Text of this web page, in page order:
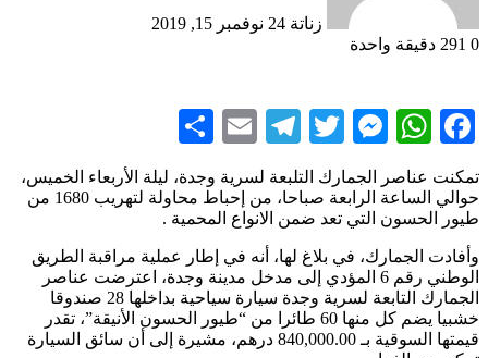
زناتة 24
نوفمبر 15, 2019
0
دقيقة واحدة
Facebook
WhatsApp
Messenger
Twitter
Telegram
Email
تمكنت عناصر الجمارك التلبعة لسرية وجدة، ليلة الأربعاء الخميس،
حوالي الساعة الرابعة صباحا، من إحباط محاولة لتهريب 1680 من
طيور الحسون التي تعد ضمن الانواع المحمية .
وأفادت الجمارك، في بلاغ لها، أنه في إطار عملية مراقبة الطريق
الوطني رقم 6 المؤدي إلى مدخل مدينة وجدة، اعترضت عناصر
الجمارك التابعة لسرية وجدة سيارة سياحية بداخلها 28 صندوقا
خشبيا يضم كل منها 60 طائرا من “طيور الحسون الأنيقة”، تقدر
قيمتها السوقية بـ 840,000.00 درهم، مشيرة إلى أن سائق السيارة